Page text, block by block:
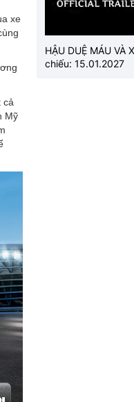
xe
cả
Mỹ
HẬU DUỆ MÁU VÀ
chiếu: 15.01.2027